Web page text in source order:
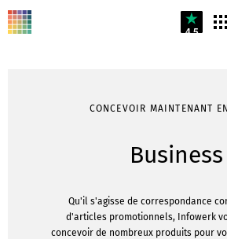
4.5
CONCEVOIR MAINTENANT
Business
Qu'il s'agisse de correspondance
d'articles promotionnels, Infowerk
concevoir de nombreux produits pour